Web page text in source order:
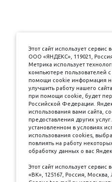
Этот сайт использует
ООО «ЯНДЕКС», 119021,
Метрика использует
компьютере пользователей с
помощи cookie информация
улучшить работу нашего
при помощи cookie, будет
Российской Федерации.
использования вами сайта,
предоставления других
установленном в условиях
использования cookies,
повлиять на работу
обработку данных о вас
Этот сайт использует
«ВК», 125167, Россия,